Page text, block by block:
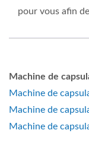
pour vous afin
Machine de
Machine de
Machine de
Machine de